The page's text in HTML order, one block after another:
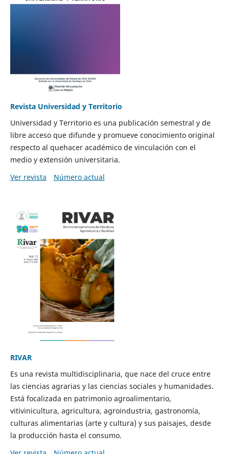
Revista Universidad y Territorio
Universidad y Territorio es una publicación semestral y de
libre acceso que difunde y promueve conocimiento original
respecto al quehacer académico de vinculación con el
medio y extensión universitaria.
Ver revista
Número actual
RIVAR
Es una revista multidisciplinaria, que nace del cruce entre
las ciencias agrarias y las ciencias sociales y humanidades.
Está focalizada en patrimonio agroalimentario,
vitivinicultura, agricultura, agroindustria, gastronomía,
culturas alimentarias (arte y cultura) y sus paisajes, desde
la producción hasta el consumo.